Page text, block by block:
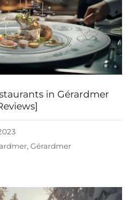
in Gérardmer
, Gérardmer